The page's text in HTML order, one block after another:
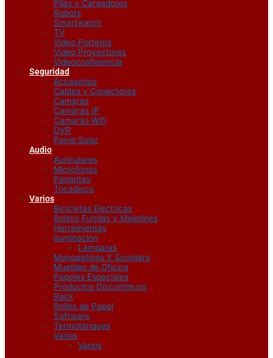
Pilas y Cargadores
Robots
Smartwatch
TV
Video Porteros
Video Proyectores
Videoconferencia
Seguridad
Accesorios
Cables y Conectores
Camaras
Camaras IP
Camaras Wifi
DVR
Panel Solar
Audio
Auriculares
Microfonos
Parlantes
Tocadisco
Varios
Bicicletas Electricas
Bolsos Fundas y Maletines
Herramientas
Iluminacion
Lamparas
Monopatines Y Scooters
Muebles de Oficina
Papeles Especiales
Productos Discontinuos
Rack
Rollos de Papel
Software
Termotanques
Varios
Varios